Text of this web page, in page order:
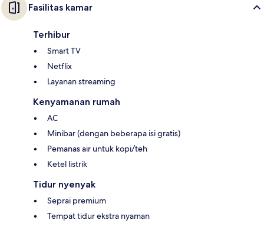
Fasilitas kamar
Terhibur
Smart TV
Netflix
Layanan streaming
Kenyamanan rumah
AC
Minibar (dengan beberapa isi gratis)
Pemanas air untuk kopi/teh
Ketel listrik
Tidur nyenyak
Seprai premium
Tempat tidur ekstra nyaman